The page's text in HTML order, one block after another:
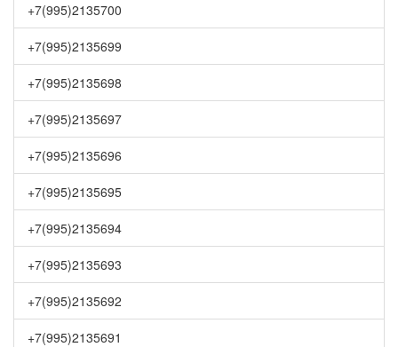
+7(995)2135700
+7(995)2135699
+7(995)2135698
+7(995)2135697
+7(995)2135696
+7(995)2135695
+7(995)2135694
+7(995)2135693
+7(995)2135692
+7(995)2135691